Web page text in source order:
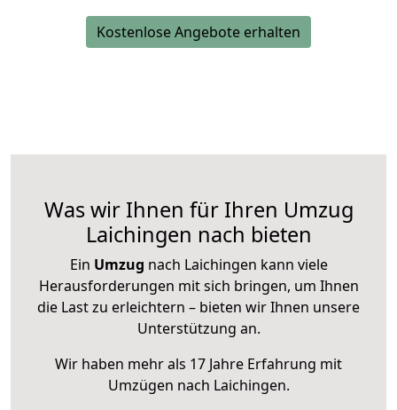
Kostenlose Angebote erhalten
Was wir Ihnen für Ihren Umzug
Laichingen nach bieten
Ein Umzug nach Laichingen kann viele
Herausforderungen mit sich bringen, um Ihnen
die Last zu erleichtern – bieten wir Ihnen unsere
Unterstützung an.
Wir haben mehr als 17 Jahre Erfahrung mit
Umzügen nach Laichingen.